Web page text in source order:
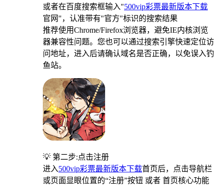
或者在百度搜索框输入"500vip彩票最新版本下载
官网"，认准带有"官方"标识的搜索结果
推荐使用Chrome/Firefox浏览器，避免IE内核浏览
器兼容性问题。您也可以通过搜索引擎快速定位访
问地址，进入后请确认域名是否正确，以免误入钓
鱼站。
💡 第二步:点击注册
进入500vip彩票最新版本下载首页后，点击导航栏
或页面显眼位置的“注册”按钮 或者 首页核心功能